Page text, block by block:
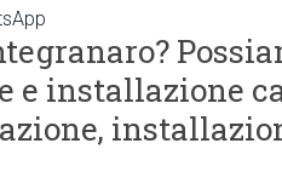
e installazione